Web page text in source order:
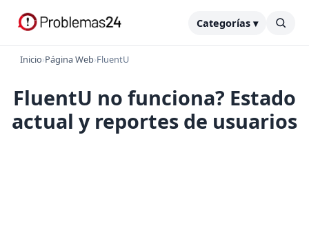
Categorías ▾
Inicio›Página Web›FluentU
FluentU no funciona? Estado
actual y reportes de usuarios